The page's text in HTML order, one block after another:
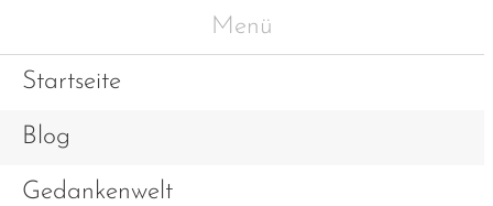
Menü
Startseite
Blog
Gedankenwelt